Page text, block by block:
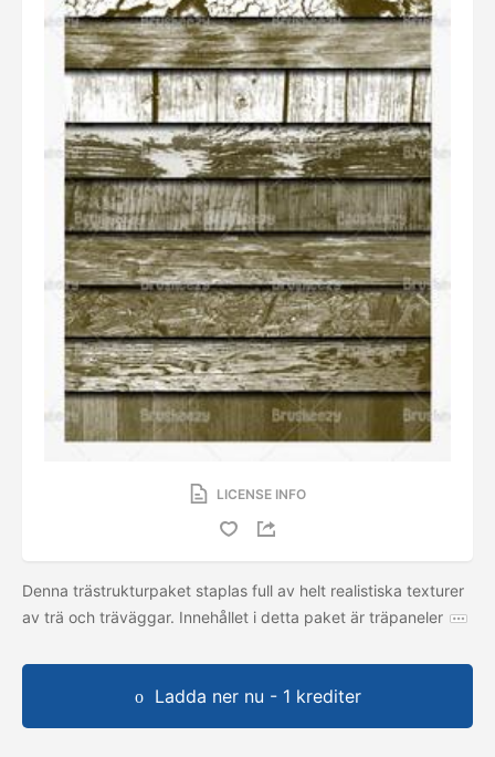
LICENSE INFO
Denna trästrukturpaket staplas full av helt realistiska texturer
av trä och träväggar. Innehållet i detta paket är träpaneler
Ladda ner nu - 1 krediter